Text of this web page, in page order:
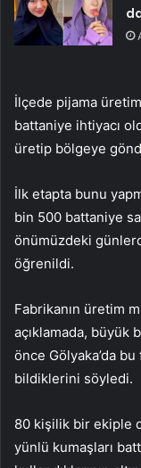
İlçede pijama
battaniye ihtiyacı
üretip bölgeye
İlk etapta bunu
bin 500 battaniye
önümüzdeki
öğrenildi.
Fabrikanın üretim
açıklamada, büyük
önce Gölyaka’da bu
bildiklerini söyledi.
80 kişilik bir ekiple
yünlü kumaşları